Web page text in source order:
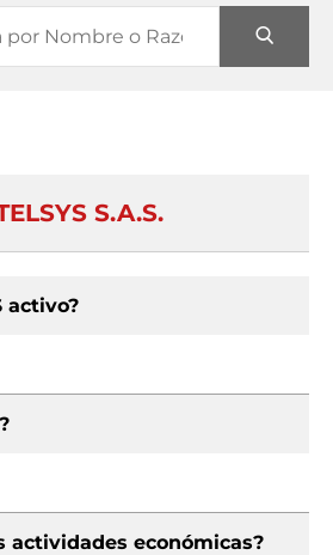
S.A.S.
activo?
actividades económicas?